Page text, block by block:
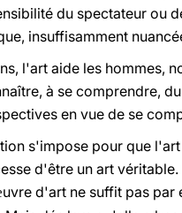
du spectateur ou
insuffisamment
l'art aide les hommes,
à se comprendre,
en vue de se
s'impose pour que
d'être un art
uvre d'art ne suffit pas par